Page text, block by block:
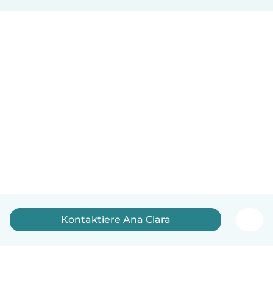
Kontaktiere Ana Clara